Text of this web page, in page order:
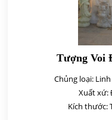
Tượng Voi
Chủng loại:
Xuất xứ:
Kích thước: